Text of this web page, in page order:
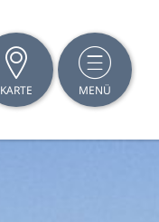
KARTE MENÜ